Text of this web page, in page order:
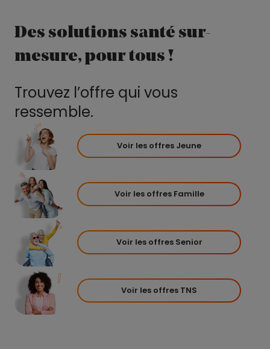
Des solutions santé sur-
mesure, pour tous !
Trouvez l’offre qui vous
ressemble.
Voir les offres Jeune
Voir les offres Famille
Voir les offres Senior
Voir les offres TNS